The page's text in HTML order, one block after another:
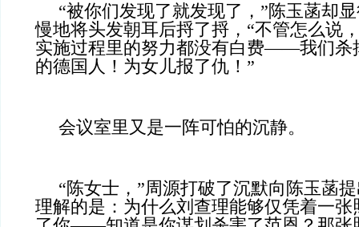
“被你们发现了就发现了，”陈玉菡却
慢地将头发朝耳后捋了捋，“不管怎么说
实施过程里的努力都没有白费——我们杀
的德国人！为女儿报了仇！”
会议室里又是一阵可怕的沉静。
“陈女士，”周源打破了沉默向陈玉菡
理解的是：为什么刘查理能够仅凭着一